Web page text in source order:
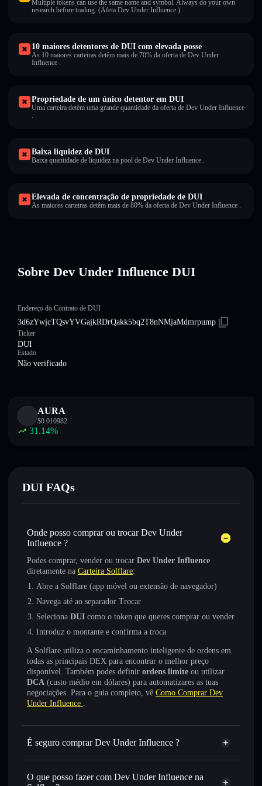
Multiple tokens can use the same name and symbol. Always do your own
research before trading. (Afeta Dev Under Influence ).
10 maiores detentores de DUI com elevada posse
As 10 maiores carteiras detêm mais de 70% da oferta de Dev Under
Influence .
Propriedade de um único detentor em DUI
Uma carteira detém uma grande quantidade da oferta de Dev Under Influence
.
Baixa liquidez de DUI
Baixa quantidade de liquidez na pool de Dev Under Influence .
Elevada de concentração de propriedade de DUI
As maiores carteiras detêm mais de 80% da oferta de Dev Under Influence .
Sobre Dev Under Influence DUI
Endereço do Contrato de DUI
3d6zYwjcTQsvYVGajkRDrQakk5bq2T8nNMjaMdmrpump
Ticker
DUI
Estado
Não verificado
AURA
$0.010982
31.14%
DUI FAQs
Onde posso comprar ou trocar Dev Under
Influence ?
Podes comprar, vender ou trocar Dev Under Influence
diretamente na Carteira Solflare:
Abre a Solflare (app móvel ou extensão de navegador)
Navega até ao separador Trocar
Seleciona DUI como o token que queres comprar ou vender
Introduz o montante e confirma a troca
A Solflare utiliza o encaminhamento inteligente de ordens em
todas as principais DEX para encontrar o melhor preço
disponível. Também podes definir ordens limite ou utilizar
DCA (custo médio em dólares) para automatizares as tuas
negociações. Para o guia completo, vê Como Comprar Dev
Under Influence .
É seguro comprar Dev Under Influence ?
Dev Under Influencenão está verificado
O que posso fazer com Dev Under Influence na